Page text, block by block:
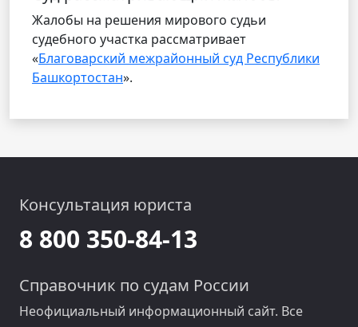
Жалобы на решения мирового судьи
судебного участка рассматривает
«Благоварский межрайонный суд Республики
Башкортостан».
Консультация юриста
8 800 350-84-13
Справочник по судам России
Неофициальный информационный сайт. Все